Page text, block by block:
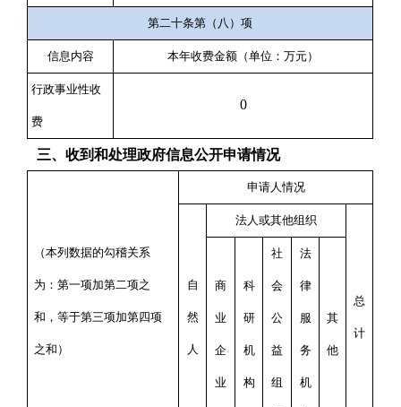
第二十条第（八）项
信息内容 本年收费金额（单位：万元）
行政事业性收
费
0
三、收到和处理政府信息公开申请情况
（本列数据的勾稽关系
为：第一项加第二项之
和，等于第三项加第四项
之和）
申请人情况
自
然
人
法人或其他组织
总
计
商
业
企
业
科
研
机
构
社
会
公
益
组
法
律
服
务
机
其
他